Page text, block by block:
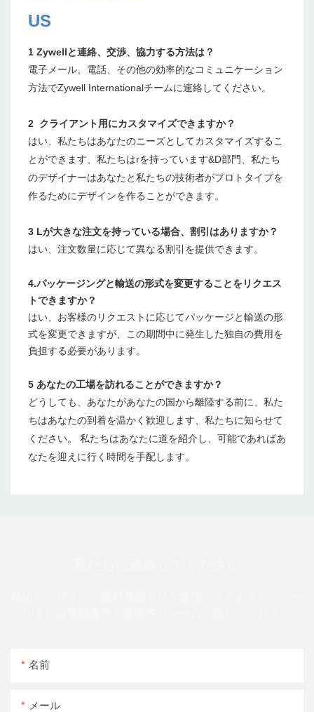
US
1 Zywellと連絡、交渉、協力する方法は？
電子メール、電話、その他の効率的なコミュニケーション
方法でZywell Internationalチームに連絡してください。
2 クライアント用にカスタマイズできますか？
はい、私たちはあなたのニーズとしてカスタマイズするこ
とができます、私たちはrを持っています&D部門、私たち
のデザイナーはあなたと私たちの技術者がプロトタイプを
作るためにデザインを作ることができます。
3 Lが大きな注文を持っている場合、割引はありますか？
はい、注文数量に応じて異なる割引を提供できます。
4.パッケージングと輸送の形式を変更することをリクエス
トできますか？
はい、お客様のリクエストに応じてパッケージと輸送の形
式を変更できますが、この期間中に発生した独自の費用を
負担する必要があります。
5 あなたの工場を訪れることができますか？
どうしても、あなたがあなたの国から離陸する前に、私た
ちはあなたの到着を温かく歓迎します、私たちに知らせて
ください。 私たちはあなたに道を紹介し、可能であればあ
なたを迎えに行く時間を手配します。
名前
メール